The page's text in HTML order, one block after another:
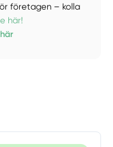
företagen – kolla
här!